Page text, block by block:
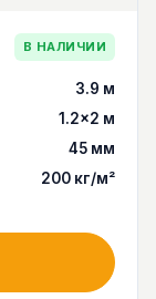
В НАЛИЧИИ
3.9 м
1.2×2 м
45 мм
200 кг/м²